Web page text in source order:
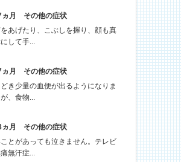
月
その他の症状
あげたり、こぶしを握り、顔も真
して手...
月
その他の症状
どき少量の血便が出るようになりま
、食物...
月
その他の症状
とがあっても泣きません。テレビ
無汗症...